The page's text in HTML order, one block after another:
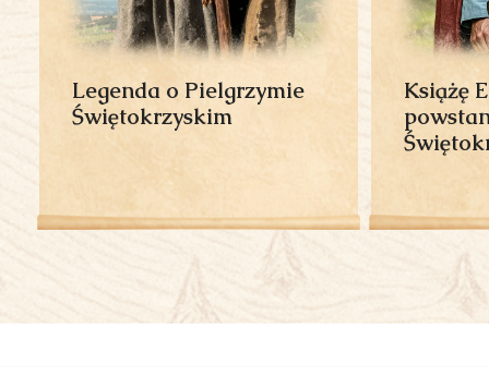
Legenda o Pielgrzymie
Świętokrzyskim
Książę